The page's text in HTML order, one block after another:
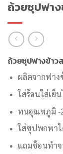
ถ้วยซุปฟา
ถ้วยซุปฟางข้าว
ผลิตจากฟาง
ใส่ร้อนใส่เย็น
ทนอุณหภูมิ -
ใส่ซุปพกพาไ
แถมช้อนทำ